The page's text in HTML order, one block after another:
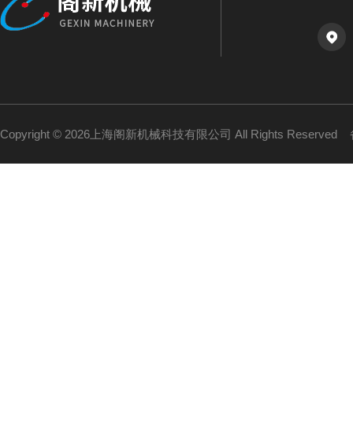
Copyright © 2026上海阁新机械科技有限公司 All Rights Reserved